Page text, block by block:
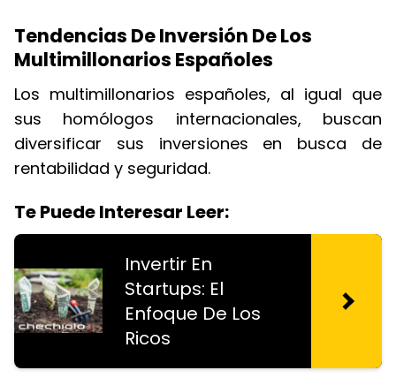
Tendencias De Inversión De Los
Multimillonarios Españoles
Los multimillonarios españoles, al igual que
sus homólogos internacionales, buscan
diversificar sus inversiones en busca de
rentabilidad y seguridad.
Te Puede Interesar Leer:
Invertir En
Startups: El
Enfoque De Los
Ricos